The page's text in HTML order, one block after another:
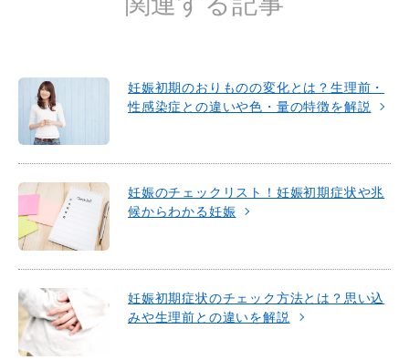
妊娠初期のおりものの変化とは？生理前・
性感染症との違いや色・量の特徴を解説
妊娠のチェックリスト！妊娠初期症状や兆
候からわかる妊娠
妊娠初期症状のチェック方法とは？思い込
みや生理前との違いを解説